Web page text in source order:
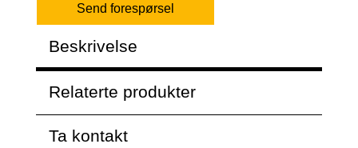
Send forespørsel
Beskrivelse
Relaterte produkter
Ta kontakt